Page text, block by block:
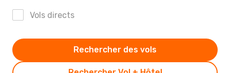
Vols directs
Rechercher des vols